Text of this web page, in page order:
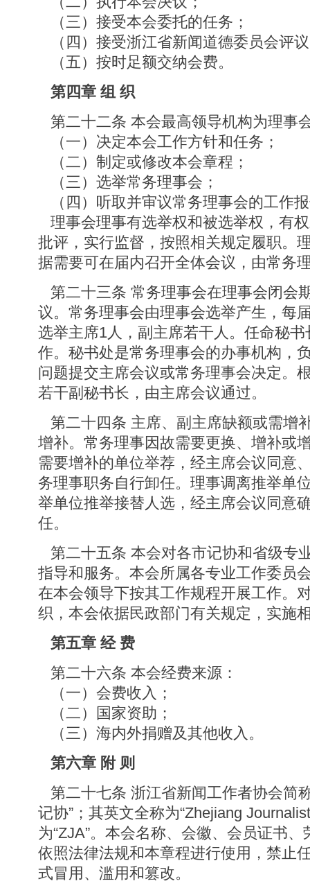
（三）接受本会委托的任务；
（四）接受浙江省新闻道德委员会评
（五）按时足额交纳会费。
第四章 组 织
第二十二条 本会最高领导机构为理事
（一）决定本会工作方针和任务；
（二）制定或修改本会章程；
（三）选举常务理事会；
（四）听取并审议常务理事会的工作
理事会理事有选举权和被选举权，有
批评，实行监督，按照相关规定履职。
据需要可在届内召开全体会议，由常务
第二十三条 常务理事会在理事会闭会
议。常务理事会由理事会选举产生，每
选举主席1人，副主席若干人。任命秘
作。秘书处是常务理事会的办事机构，
问题提交主席会议或常务理事会决定。
若干副秘书长，由主席会议通过。
第二十四条 主席、副主席缺额或需增
增补。常务理事因故需要更换、增补或
需要增补的单位举荐，经主席会议同意
务理事职务自行卸任。理事调离推举单
举单位推举接替人选，经主席会议同意
任。
第二十五条 本会对各市记协和省级专
指导和服务。本会所属各专业工作委员
在本会领导下按其工作规程开展工作。
织，本会依据民政部门有关规定，实施
第五章 经 费
第二十六条 本会经费来源：
（一）会费收入；
（二）国家资助；
（三）海内外捐赠及其他收入。
第六章 附 则
第二十七条 浙江省新闻工作者协会简
记协”；其英文全称为“Zhejiang
为“ZJA”。本会名称、会徽、会员证书
依照法律法规和本章程进行使用，禁止
式冒用、滥用和篡改。